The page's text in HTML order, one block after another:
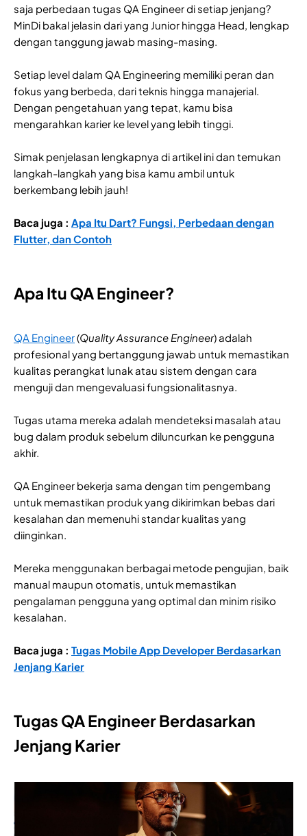
saja perbedaan tugas QA Engineer di setiap jenjang?
MinDi bakal jelasin dari yang Junior hingga Head, lengkap
dengan tanggung jawab masing-masing.
Setiap level dalam QA Engineering memiliki peran dan
fokus yang berbeda, dari teknis hingga manajerial.
Dengan pengetahuan yang tepat, kamu bisa
mengarahkan karier ke level yang lebih tinggi.
Simak penjelasan lengkapnya di artikel ini dan temukan
langkah-langkah yang bisa kamu ambil untuk
berkembang lebih jauh!
Baca juga : Apa Itu Dart? Fungsi, Perbedaan dengan
Flutter, dan Contoh
Apa Itu QA Engineer?
QA Engineer(Quality Assurance Engineer) adalah
profesional yang bertanggung jawab untuk memastikan
kualitas perangkat lunak atau sistem dengan cara
menguji dan mengevaluasi fungsionalitasnya.
Tugas utama mereka adalah mendeteksi masalah atau
bug dalam produk sebelum diluncurkan ke pengguna
akhir.
QA Engineer bekerja sama dengan tim pengembang
untuk memastikan produk yang dikirimkan bebas dari
kesalahan dan memenuhi standar kualitas yang
diinginkan.
Mereka menggunakan berbagai metode pengujian, baik
manual maupun otomatis, untuk memastikan
pengalaman pengguna yang optimal dan minim risiko
kesalahan.
Baca juga : Tugas Mobile App Developer Berdasarkan
Jenjang Karier
Tugas QA Engineer Berdasarkan
Jenjang Karier